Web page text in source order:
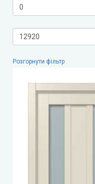
Leador Express
Екодверка (з масиву
Розгорнути фільтр